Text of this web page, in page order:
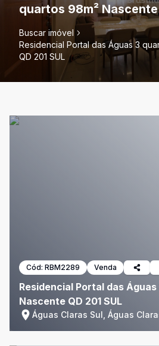
quartos 98m² Nascente
Buscar imóvel
Residencial Portal das Águas 3
QD 201 SUL
Cód: RBM2289 Venda
Residencial Portal das
Nascente QD 201 SUL
Águas Claras Sul, Águas